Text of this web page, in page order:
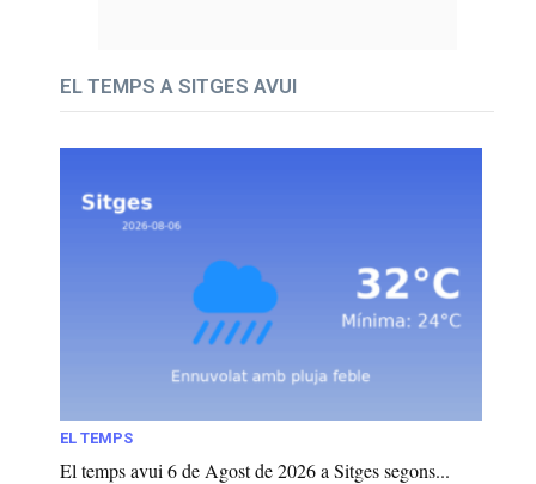
EL TEMPS A SITGES AVUI
EL TEMPS
El temps avui 6 de Agost de 2026 a Sitges segons...